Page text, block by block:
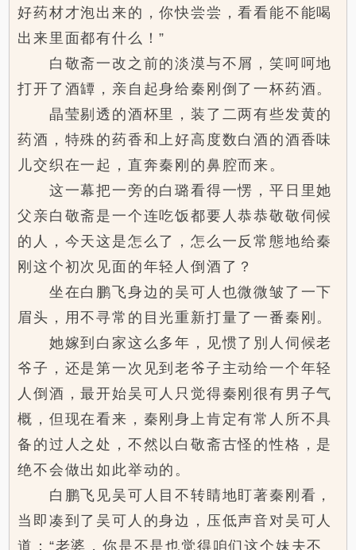
好药材才泡出来的，你快尝尝，看看能不能喝
出来里面都有什么！”
白敬斋一改之前的淡漠与不屑，笑呵呵地
打开了酒罈，亲自起身给秦刚倒了一杯药酒。
晶莹剔透的酒杯里，装了二两有些发黄的
药酒，特殊的药香和上好高度数白酒的酒香味
儿交织在一起，直奔秦刚的鼻腔而来。
这一幕把一旁的白璐看得一愣，平日里她
父亲白敬斋是一个连吃饭都要人恭恭敬敬伺候
的人，今天这是怎么了，怎么一反常態地给秦
刚这个初次见面的年轻人倒酒了？
坐在白鹏飞身边的吴可人也微微皱了一下
眉头，用不寻常的目光重新打量了一番秦刚。
她嫁到白家这么多年，见惯了別人伺候老
爷子，还是第一次见到老爷子主动给一个年轻
人倒酒，最开始吴可人只觉得秦刚很有男子气
概，但现在看来，秦刚身上肯定有常人所不具
备的过人之处，不然以白敬斋古怪的性格，是
绝不会做出如此举动的。
白鹏飞见吴可人目不转睛地盯著秦刚看，
当即凑到了吴可人的身边，压低声音对吴可人
道：“老婆，你是不是也觉得咱们这个妹夫不